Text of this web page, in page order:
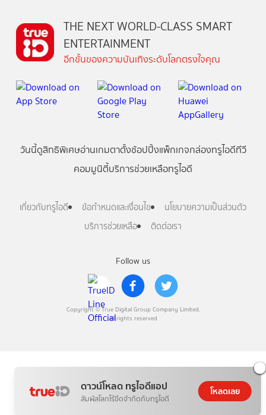
ดาวน์โหลด ทรูไอดีแอป
สัมผัสโลกไร้ขีดจำกัดกับทรูไอดี
โหลดเลย
Follow us
Copyright © True Digital Group Company Limited.
All rights reserved
THE NEXT WORLD-CLASS SMART
ENTERTAINMENT
อีกขั้นของความบันเทิงระดับโลกตรงใจคุณ
วันนี้ดูสิทธิพิเศษอ่านเกมตาตั้งช้อปปิ้งแพ็กเกจกล่องทรูไอดีทีวี
คอมมูนิตี้บริการช่วยเหลือทรูไอดี
เกี่ยวกับทรูไอดี ข้อกำหนดและเงื่อนไข
นโยบายความเป็นส่วนตัว
บริการช่วยเหลือ
ติดต่อเรา